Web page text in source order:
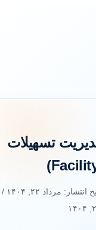
ایزو 41001: مدیریت تسهیلات
انتشار: مرداد ۲۲, ۱۴۰۴
/